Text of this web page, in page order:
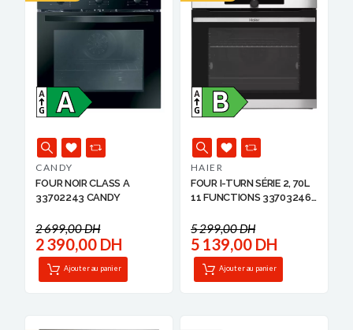
CANDY
FOUR NOIR CLASS A
33702243 CANDY
2 699,00 DH
2 390,00 DH
Ajouter au panier
HAIER
FOUR I-TURN SÉRIE 2, 70L
11 FUNCTIONS 33703246
5 299,00 DH
5 139,00 DH
Ajouter au panier